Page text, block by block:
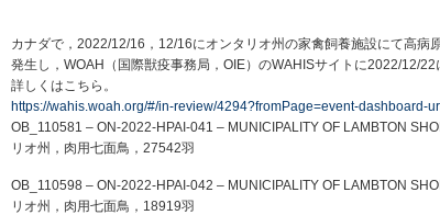
カナダで，2022/12/16，12/16にオンタリオ州の家禽飼養施設にて高病
発生し，WOAH（国際獣疫事務局，OIE）のWAHISサイトに2022/12/22
詳しくはこちら。
https://wahis.woah.org/#/in-review/4294?fromPage=event-dashboard-url
OB_110581 – ON-2022-HPAI-041 – MUNICIPALITY OF LAMBTON
リオ州，肉用七面鳥，27542羽
OB_110598 – ON-2022-HPAI-042 – MUNICIPALITY OF LAMBTON
リオ州，肉用七面鳥，18919羽